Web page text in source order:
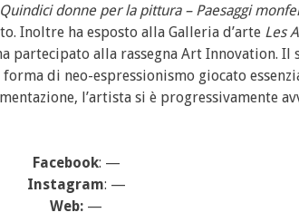
Quindici donne per la pittura – Paesaggi
Inoltre ha esposto alla Galleria d’arte Les
partecipato alla rassegna Art Innovation.
di neo-espressionismo giocato
l’artista si è progressivamente
Facebook: —
Instagram: —
Web: —